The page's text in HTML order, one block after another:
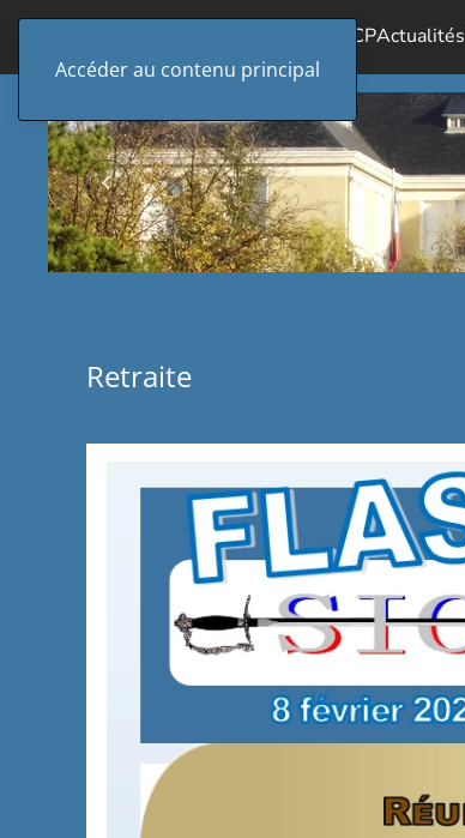
Accéder au contenu principal
Le SICPActualités
Retraite